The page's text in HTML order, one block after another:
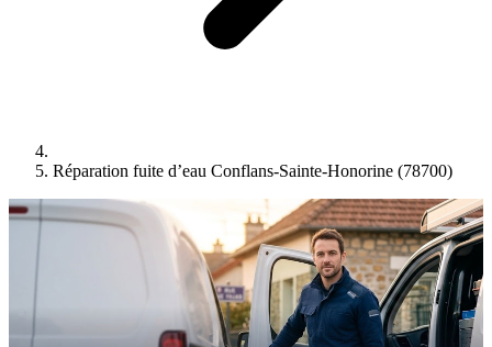
Réparation fuite d’eau Conflans-Sainte-Honorine (78700)